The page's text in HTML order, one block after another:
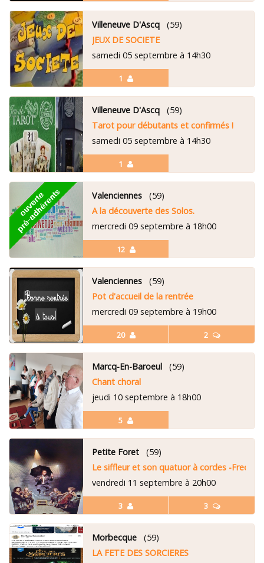
1
Villeneuve D'Ascq(59)
JEUX DE SOCIETE
samedi 05 septembre à 14h30
1
Villeneuve D'Ascq(59)
Tarot pour débutants et confirmés !
samedi 05 septembre à 14h30
12
Valenciennes(59)
A la découverte des Solos.
mercredi 09 septembre à 18h00
20 2
Valenciennes(59)
Pot d'accueil de la rentrée
mercredi 09 septembre à 19h00
5
Marcq-En-Baroeul(59)
Chant choral
jeudi 10 septembre à 18h00
3 3
Petite Foret(59)
Le siffleur et son quatuor à cordes -Fred
vendredi 11 septembre à 20h00
Morbecque(59)
LA FETE DES SORCIERES